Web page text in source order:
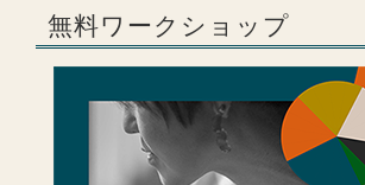
無料ワークショップ